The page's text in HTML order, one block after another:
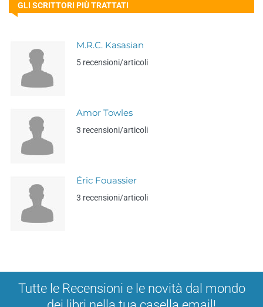
GLI SCRITTORI PIÙ TRATTATI
M.R.C. Kasasian
5 recensioni/articoli
Amor Towles
3 recensioni/articoli
Éric Fouassier
3 recensioni/articoli
Tutte le Recensioni e le novità dal mondo